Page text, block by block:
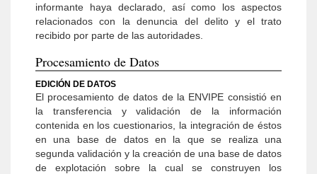
informante haya declarado, así como los aspectos
relacionados con la denuncia del delito y el trato
recibido por parte de las autoridades.
Procesamiento de Datos
EDICIÓN DE DATOS
El procesamiento de datos de la ENVIPE consistió en
la transferencia y validación de la información
contenida en los cuestionarios, la integración de éstos
en una base de datos en la que se realiza una
segunda validación y la creación de una base de datos
de explotación sobre la cual se construyen los